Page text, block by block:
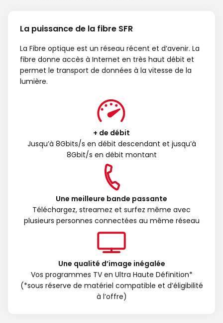
La puissance de la fibre SFR
La Fibre optique est un réseau récent et d’avenir. La
fibre donne accès à Internet en très haut débit et
permet le transport de données à la vitesse de la
lumière.
+ de débit
Jusqu’à 8Gbits/s en débit descendant et jusqu’à
8Gbit/s en débit montant
Une meilleure bande passante
Téléchargez, streamez et surfez même avec
plusieurs personnes connectées au même réseau
Une qualité d’image inégalée
Vos programmes TV en Ultra Haute Définition*
(*sous réserve de matériel compatible et d’éligibilité
à l’offre)